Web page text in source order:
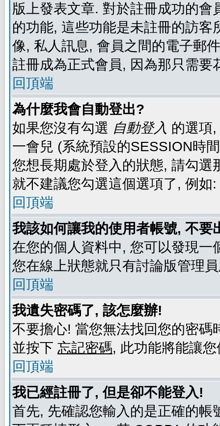
版上發表文章. 對於註冊成功的
的功能, 這些功能是未註冊的訪
像, 私人訊息, 會員之間的電子郵
註冊成為正式會員, 因為那只需要
回頂端
為什麼我會自動登出?
如果您沒有勾選 自動登入 的選項
一會兒 (系統預設的SESSION時
您想長期處於登入的狀態, 請勾
就不建議您勾選這個選項了, 例
回頂端
我該如何讓我的使用者帳號, 不
在您的個人資料中, 您可以發現一
您在線上狀態就只有討論版管理
回頂端
我遺失密碼了, 該怎麼辦!
不要擔心! 當您無法找回您的密
並按下 忘記密碼, 此功能將能讓
回頂端
我已經註冊了, 但是卻不能登入!
首先, 先確認您輸入的是正確的